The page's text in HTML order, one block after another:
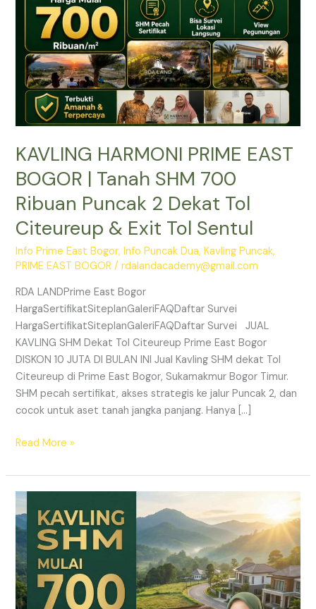
KAVLING HARMONI PRIME EAST
BOGOR | Tanah SHM 700
Ribuan Puncak 2 Dekat Tol
Citeureup & Exit Tol Sentul
Info Prime East Bogor,Info Puncak Dua,Kavling Puncak,
PRIME EAST BOGOR /rdalandacademy@gmail.com
RDA LANDPrime East Bogor
HargaSertifikatSiteplanGaleriFAQDaftar Survei
HargaSertifikatSiteplanGaleriFAQDaftar Survei JUAL
KAVLING SHM Dekat Tol Citeureup Prime East Bogor
DISKON 10 JUTA DI BULAN INI Jual Kavling SHM dekat Tol
Citeureup di Prime East Bogor, Sukamakmur Bogor Timur.
SHM pecah sertifikat, akses strategis ke jalur Puncak 2, dan
cocok untuk aset tanah jangka panjang. Hanya […]
Tanah
700
Ribuan
Puncak
Dekat
Citeureup
Exit
Tol
Read More »
HARMONI
PRIME
EAST
BOGOR
–
KAVLING
SHM